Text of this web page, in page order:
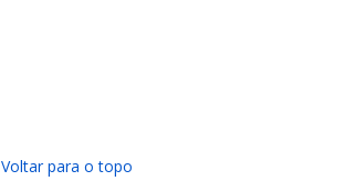
Voltar para o topo